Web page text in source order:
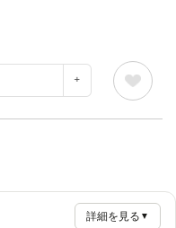
詳細を見る ▼